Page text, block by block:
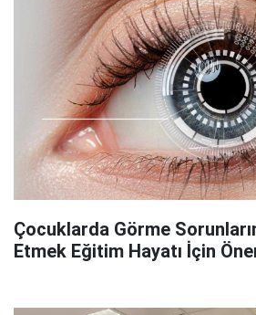
Çocuklarda Görme
Etmek Eğitim Hayatı İçin